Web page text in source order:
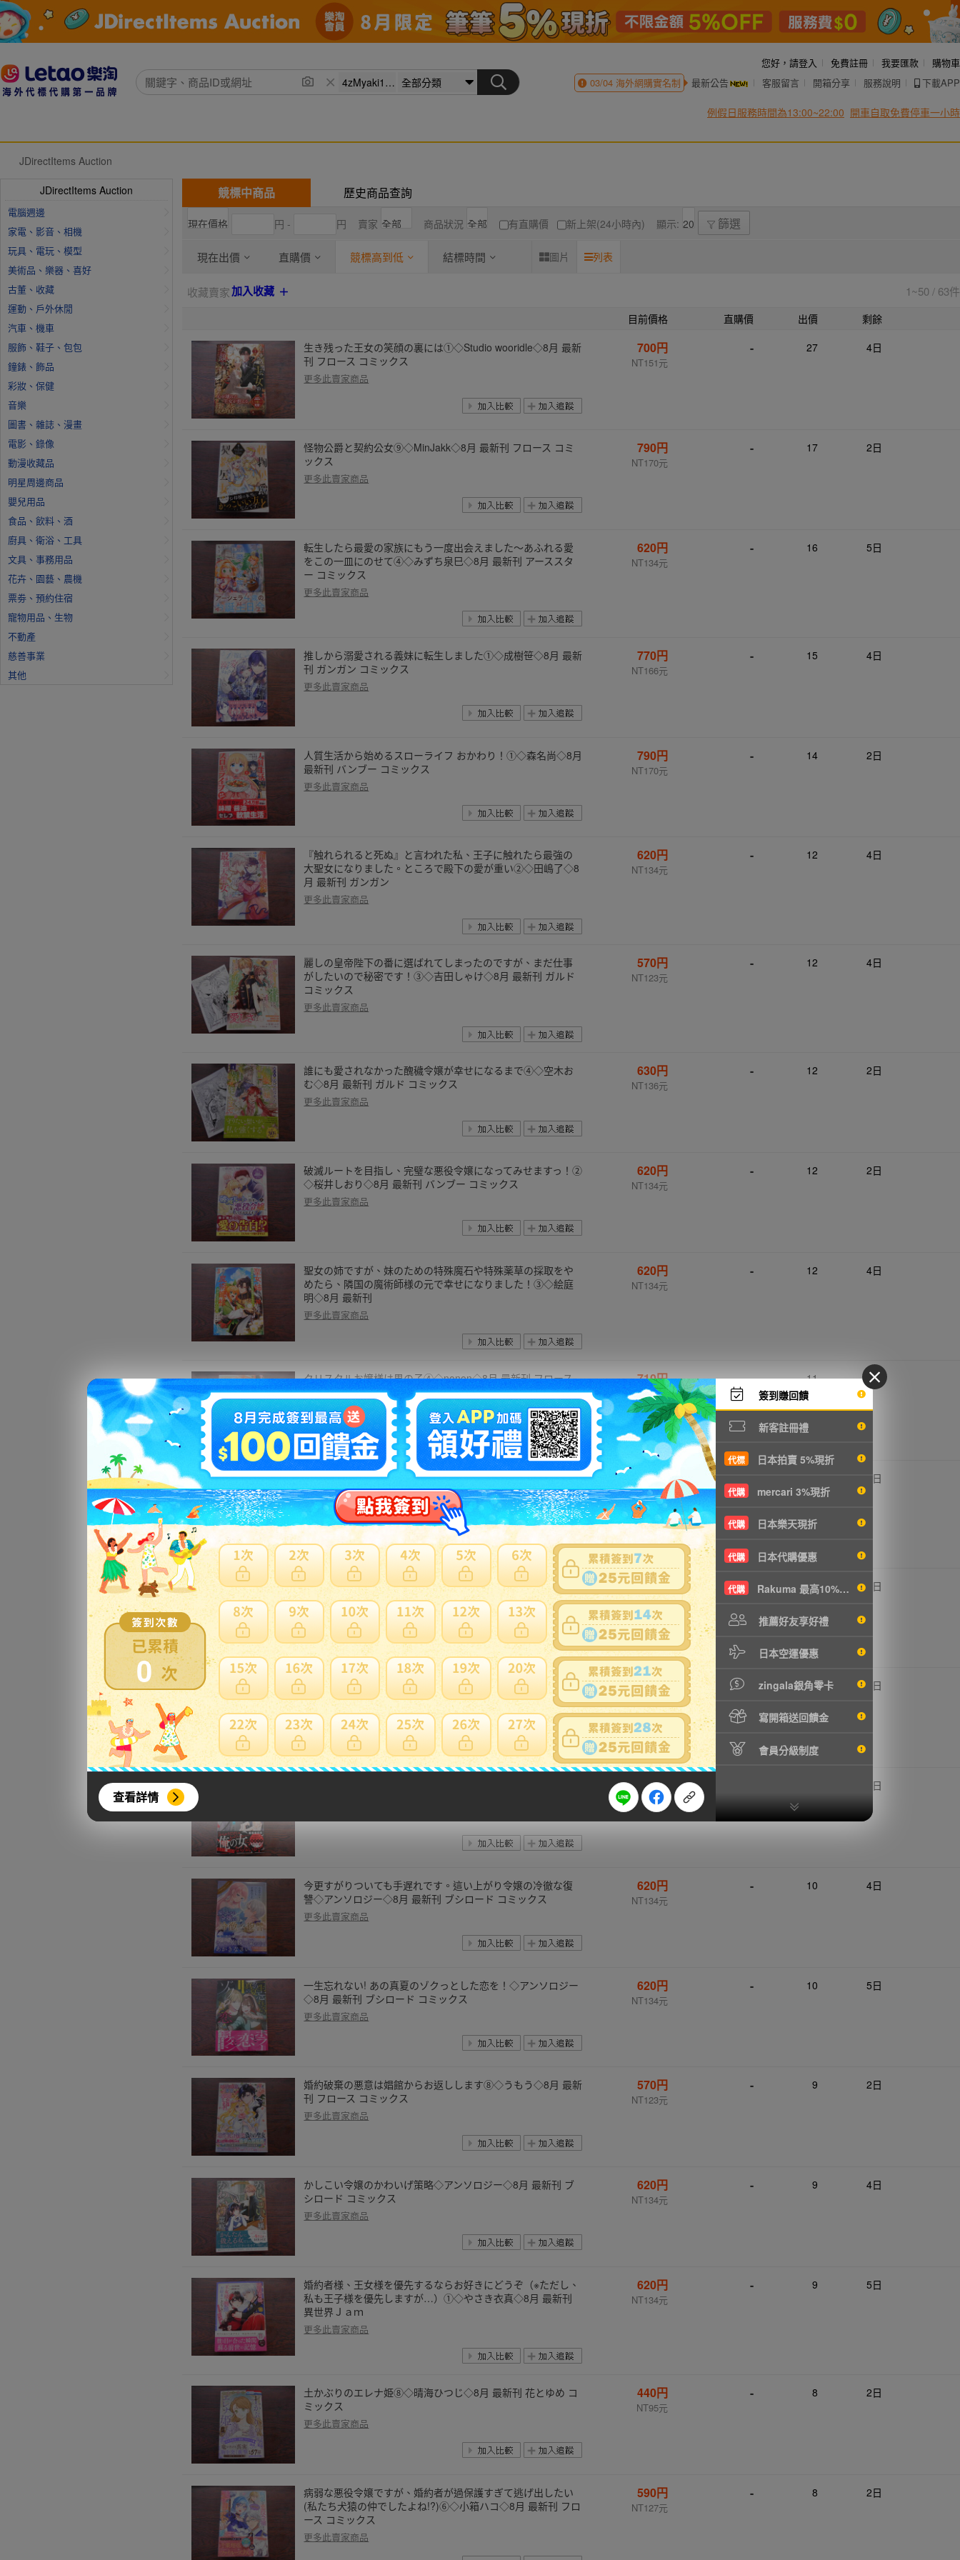
0
查看詳情
簽到賺回饋
新客註冊禮
代標 日本拍賣 5%現折
代購 mercari 3%現折
代購 日本樂天現折
代購 日本代購優惠
代購 Rakuma 最高10%現折
推薦好友享好禮
日本空運優惠
zingala銀角零卡
寫開箱送回饋金
會員分級制度
您好， 請登入 免費註冊 我要匯款
購物車
03/04海外網購實名制 最新公告 客服留言 開箱分享 服務說明 下載APP
例假日服務時間為13:00~22:00 開車自取免費停車一小時
JDirectItems Auction
JDirectItems Auction
電腦週邊
家電、影音、相機
玩具、電玩、模型
美術品、樂器、喜好
古董、收藏
運動、戶外休閒
汽車、機車
服飾、鞋子、包包
鐘錶、飾品
彩妝、保健
音樂
圖書、雜誌、漫畫
電影、錄像
動漫收藏品
明星周邊商品
嬰兒用品
食品、飲料、酒
廚具、衛浴、工具
文具、事務用品
花卉、園藝、農機
票劵、預約住宿
寵物用品、生物
不動產
慈善事業
其他
競標中商品 歷史商品查詢
円 - 円 賣家 商品狀況 有直購價 新上架(24小時內) 顯示: 篩選
現在出價 直購價 競標高到低 結標時間 圖片 列表
收藏賣家加入收藏 1~50 / 63件
目前價格 直購價 出價
剩餘
生き残った王女の笑顔の裏には①◇Studio wooridle◇8月 最新
刊 フロース コミックス
更多此賣家商品
700円
NT151元
- 27 4日
怪物公爵と契約公女⑨◇MinJakk◇8月 最新刊 フロース コミ
ックス
更多此賣家商品
790円
NT170元
- 17 2日
転生したら最愛の家族にもう一度出会えました～あふれる愛
をこの一皿にのせて④◇みずち泉巳◇8月 最新刊 アーススタ
ー コミックス
更多此賣家商品
620円
NT134元
- 16 5日
推しから溺愛される義妹に転生しました①◇成樹笹◇8月 最新
刊 ガンガン コミックス
更多此賣家商品
770円
NT166元
- 15 4日
人質生活から始めるスローライフ おかわり！①◇森名尚◇8月
最新刊 バンブー コミックス
更多此賣家商品
790円
NT170元
- 14 2日
『触れられると死ぬ』と言われた私、王子に触れたら最強の
大聖女になりました。ところで殿下の愛が重い②◇田嶋了◇8
月 最新刊 ガンガン
更多此賣家商品
620円
NT134元
- 12 4日
麗しの皇帝陛下の番に選ばれてしまったのですが、まだ仕事
がしたいので秘密です！③◇吉田しゃけ◇8月 最新刊 ガルド
コミックス
更多此賣家商品
570円
NT123元
- 12 4日
誰にも愛されなかった醜穢令嬢が幸せになるまで④◇空木お
む◇8月 最新刊 ガルド コミックス
更多此賣家商品
630円
NT136元
- 12 2日
破滅ルートを目指し、完璧な悪役令嬢になってみせますっ！②
◇桜井しおり◇8月 最新刊 バンブー コミックス
更多此賣家商品
620円
NT134元
- 12 2日
聖女の姉ですが、妹のための特殊魔石や特殊薬草の採取をや
めたら、隣国の魔術師様の元で幸せになりました！③◇絵庭
明◇8月 最新刊
更多此賣家商品
620円
NT134元
- 12 4日
クリスタルお嬢様は男の子④◇nonon◇8月 最新刊 フロース
コミックス
更多此賣家商品
710円
NT153元
- 11 2日
家族に愛されなかった私が、辺境の地で氷の軍神騎士団長に
溺れるほど愛されています①◇あおい◇8月 最新刊 ラワーレ
コミックス
更多此賣家商品
650円
NT140元
2日
転生悪女の黒歴史⑲◇冬夏アキハル◇8月 最新刊 花とゆめ コ
ミックス
更多此賣家商品
520円
NT112元
10 2日
スライム大公と没落令嬢のあんがい幸せな婚約⑥◇狸田にそ
◇8月 最新刊 ホビージャパン コミックス
更多此賣家商品
620円
NT134元
10 2日
420円
NT90元
5日
今更すがりついても手遅れです。這い上がり令嬢の冷徹な復
讐◇アンソロジー◇8月 最新刊 ブシロード コミックス
更多此賣家商品
620円
NT134元
- 10 4日
一生忘れない! あの真夏のゾクっとした恋を！◇アンソロジー
◇8月 最新刊 ブシロード コミックス
更多此賣家商品
620円
NT134元
- 10 5日
婚約破棄の悪意は娼館からお返しします⑧◇うもう◇8月 最新
刊 フロース コミックス
更多此賣家商品
570円
NT123元
- 9 2日
かしこい令嬢のかわいげ策略◇アンソロジー◇8月 最新刊 ブ
シロード コミックス
更多此賣家商品
620円
NT134元
- 9 4日
婚約者様、王女様を優先するならお好きにどうぞ（※ただし、
私も王子様を優先しますが…）①◇やさき衣真◇8月 最新刊
異世界Ｊａｍ
更多此賣家商品
620円
NT134元
- 9 5日
土かぶりのエレナ姫⑧◇晴海ひつじ◇8月 最新刊 花とゆめ コ
ミックス
更多此賣家商品
440円
NT95元
- 8 2日
病弱な悪役令嬢ですが、婚約者が過保護すぎて逃げ出したい
(私たち犬猿の仲でしたよね!?)⑥◇小箱ハコ◇8月 最新刊 フロ
ース コミックス
更多此賣家商品
590円
NT127元
- 8 2日